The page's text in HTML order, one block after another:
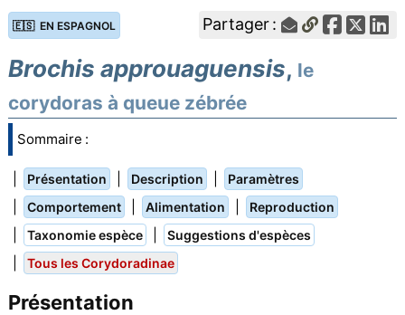
🇪🇸 EN ESPAGNOL Partager :
Brochis approuaguensis, le
corydoras à queue zébrée
Sommaire :
Présentation Description Paramètres
Comportement Alimentation Reproduction
Taxonomie espèce Suggestions d'espèces
Tous les Corydoradinae
Présentation